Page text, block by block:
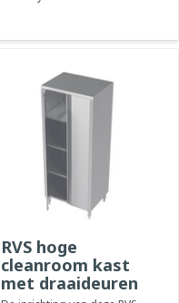
RVS hoge
cleanroom kast
met draaideuren